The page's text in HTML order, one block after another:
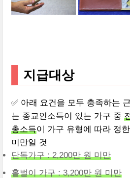
지급대상
✅ 아래 요건을 모두 충족하는
는 종교인소득이 있는 가구 중
총소득이 가구 유형에 따라 정
미만일 것
단독가구 : 2,200만 원 미만
홑벌이 가구 : 3,200만 원 미만